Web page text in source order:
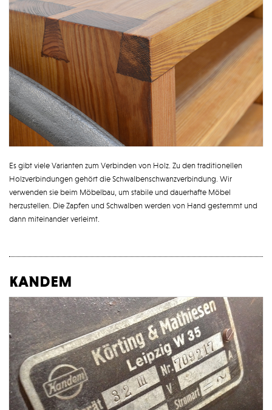
Es gibt viele Varianten zum Verbinden von Holz. Zu den traditionellen
Holzverbindungen gehört die Schwalbenschwanzverbindung. Wir
verwenden sie beim Möbelbau, um stabile und dauerhafte Möbel
herzustellen. Die Zapfen und Schwalben werden von Hand gestemmt und
dann miteinander verleimt.
kandem